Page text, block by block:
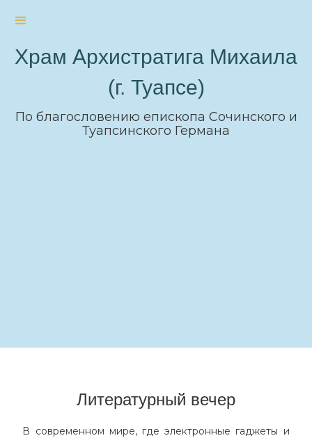
Храм Архистратига Михаила
(г. Туапсе)
По благословению епископа Сочинского и
Туапсинского Германа
Литературный вечер
В современном мире, где электронные гаджеты и